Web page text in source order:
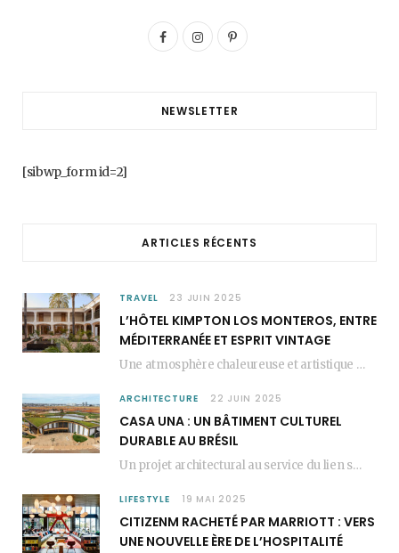
F
k
I
a
P
s
NEWSLETTER
[sibwp_form id=2]
ARTICLES RÉCENTS
TRAVEL 23 JUIN 2025
L’HÔTEL KIMPTON LOS MONTEROS, ENTRE
MÉDITERRANÉE ET ESPRIT VINTAGE
Une atmosphère chaleureuse et artistique L’Hôtel Kimpton Los Monteros, récemment repensé par EL EQUIPO CREATIVO,…
ARCHITECTURE 22 JUIN 2025
CASA UNA : UN BÂTIMENT CULTUREL
DURABLE AU BRÉSIL
Un projet architectural au service du lien social Casa Una est un bâtiment culturel durable…
LIFESTYLE 19 MAI 2025
CITIZENM RACHETÉ PAR MARRIOTT : VERS
UNE NOUVELLE ÈRE DE L’HOSPITALITÉ